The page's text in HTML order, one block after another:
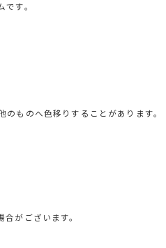
す。
ものへ色移りすることがあります。
がございます。